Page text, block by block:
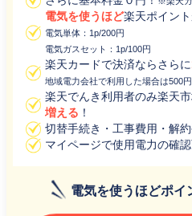
電気を使うほど楽天ポイン
電気単体：1p/200円
電気ガスセット：1p/100円
楽天カードで決済ならさらに
地域電力会社で利用した場合は500
楽天でんき利用者のみ楽天
増える ！
切替手続き・工事費用・解
マイページで使用電力の確
電気を使うほどポイ